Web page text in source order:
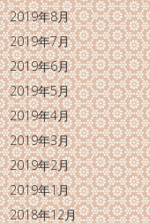
2019年8月
2019年7月
2019年6月
2019年5月
2019年4月
2019年3月
2019年2月
2019年1月
2018年12月